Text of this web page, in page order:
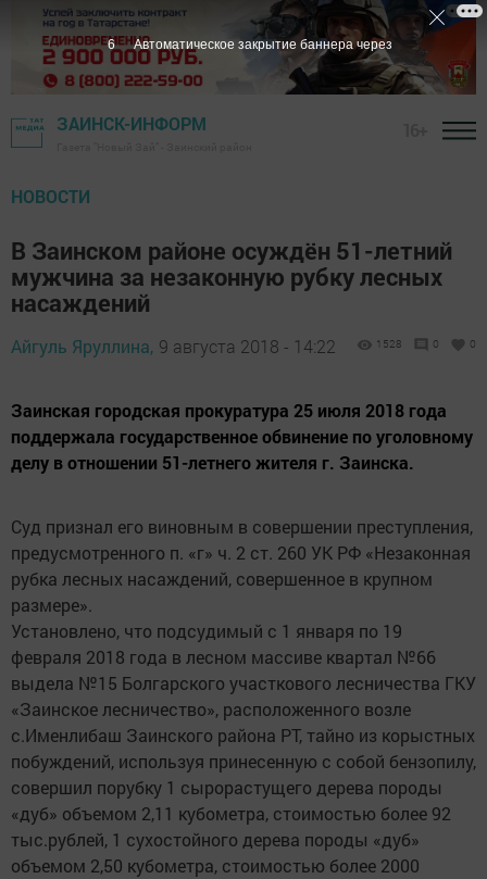
ЗАИНСК-ИНФОРМ
НОВОСТИ
В Заинском районе осуждён 51-летний
мужчина за незаконную рубку лесных
насаждений
Айгуль Яруллина, 9 августа 2018 - 14:22 1528 0 0
Заинская городская прокуратура 25 июля 2018 года
поддержала государственное обвинение по уголовному
делу в отношении 51-летнего жителя г. Заинска.
Суд признал его виновным в совершении преступления,
предусмотренного п. «г» ч. 2 ст. 260 УК РФ «Незаконная
рубка лесных насаждений, совершенное в крупном
размере».
Установлено, что подсудимый с 1 января по 19
февраля 2018 года в лесном массиве квартал №66
выдела №15 Болгарского участкового лесничества ГКУ
«Заинское лесничество», расположенного возле
с.Именлибаш Заинского района РТ, тайно из корыстных
побуждений, используя принесенную с собой бензопилу,
совершил порубку 1 сырорастущего дерева породы
«дуб» объемом 2,11 кубометра, стоимостью более 92
тыс.рублей, 1 сухостойного дерева породы «дуб»
объемом 2,50 кубометра, стоимостью более 2000
5 Автоматическое закрытие баннера через